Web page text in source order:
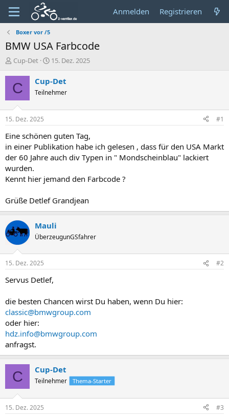
Anmelden Registrieren
Boxer vor /5
BMW USA Farbcode
E
s
t
e
r
Cup-Det
E
s
t
e
t
a
m
15. Dez. 2025
C Cup-Det
Teilnehmer
15. Dez. 2025 #1
Eine schönen guten Tag,
in einer Publikation habe ich gelesen , dass für den USA Markt
der 60 Jahre auch div Typen in " Mondscheinblau" lackiert
wurden.
Kennt hier jemand den Farbcode ?
Grüße Detlef Grandjean
Mauli
ÜberzeugunGSfahrer
15. Dez. 2025 #2
Servus Detlef,
die besten Chancen wirst Du haben, wenn Du hier:
classic@bmwgroup.com
oder hier:
hdz.info@bmwgroup.com
anfragst.
C Cup-Det
Teilnehmer Thema-Starter
15. Dez. 2025 #3